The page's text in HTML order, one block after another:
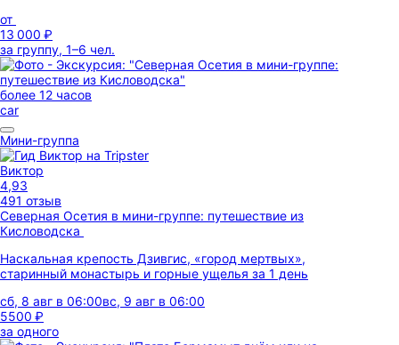
от
13 000 ₽
за группу, 1–6 чел.
более 12 часов
car
Мини-группа
Виктор
4,93
491 отзыв
Северная Осетия в мини-группе: путешествие из
Кисловодска
Наскальная крепость Дзивгис, «город мертвых»,
старинный монастырь и горные ущелья за 1 день
сб, 8 авг в 06:00вс, 9 авг в 06:00
5500 ₽
за одного